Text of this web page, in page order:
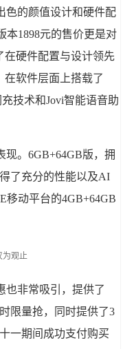
色的颜值设计和硬件配
本1898元的售价更是对
在硬件配置与设计领先
在软件层面上搭载了
技术和Jovi智能语音助
现。6GB+64GB版，拥
了充分的性能以及AI
移动平台的4GB+64GB
也非常吸引，提供了
限量抢，同时提供了3
一期间成功支付购买